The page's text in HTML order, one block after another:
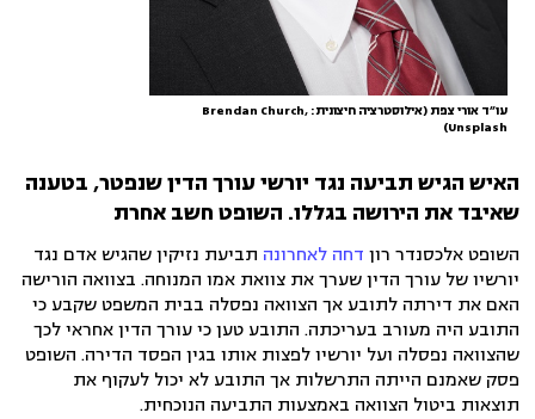
עו״ד אורי צפת (אילוסטרציה חיצונית: Brendan Church,
Unsplash)
האיש הגיש תביעה נגד יורשי עורך הדין שנפטר, בטענה
שאיבד את הירושה בגללו. השופט חשב אחרת
השופט אלכסנדר רון דחה לאחרונה תביעת נזיקין שהגיש אדם נגד
יורשיו של עורך הדין שערך את צוואת אמו המנוחה. בצוואה הורישה
האם את דירתה לתובע אך הצוואה נפסלה בבית המשפט שקבע כי
התובע היה מעורב בעריכתה. התובע טען כי עורך הדין אחראי לכך
שהצוואה נפסלה ועל יורשיו לפצות אותו בגין הפסד הדירה. השופט
פסק שאמנם הייתה התרשלות אך התובע לא יכול לעקוף את
תוצאות ביטול הצוואה באמצעות התביעה הנוכחית.